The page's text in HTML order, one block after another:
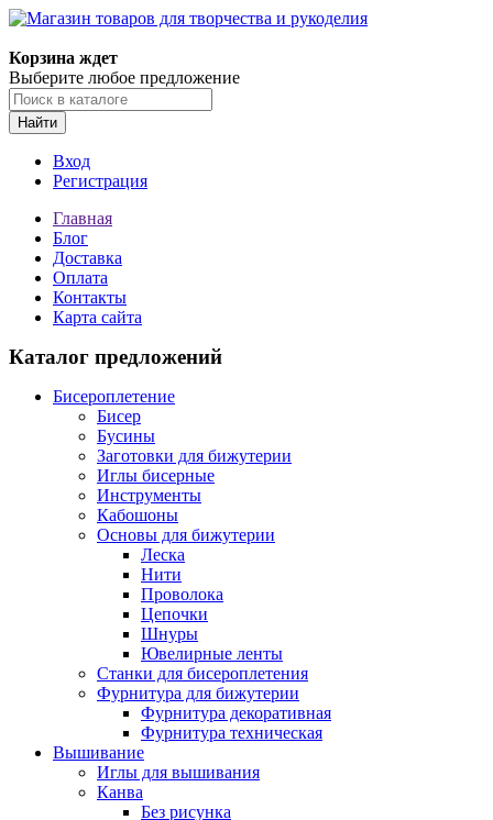
Корзина ждет
Выберите любое предложение
Найти
Вход
Регистрация
Главная
Блог
Доставка
Оплата
Контакты
Карта сайта
Каталог предложений
Бисероплетение
Бисер
Бусины
Заготовки для бижутерии
Иглы бисерные
Инструменты
Кабошоны
Основы для бижутерии
Леска
Нити
Проволока
Цепочки
Шнуры
Ювелирные ленты
Станки для бисероплетения
Фурнитура для бижутерии
Фурнитура декоративная
Фурнитура техническая
Вышивание
Иглы для вышивания
Канва
Без рисунка